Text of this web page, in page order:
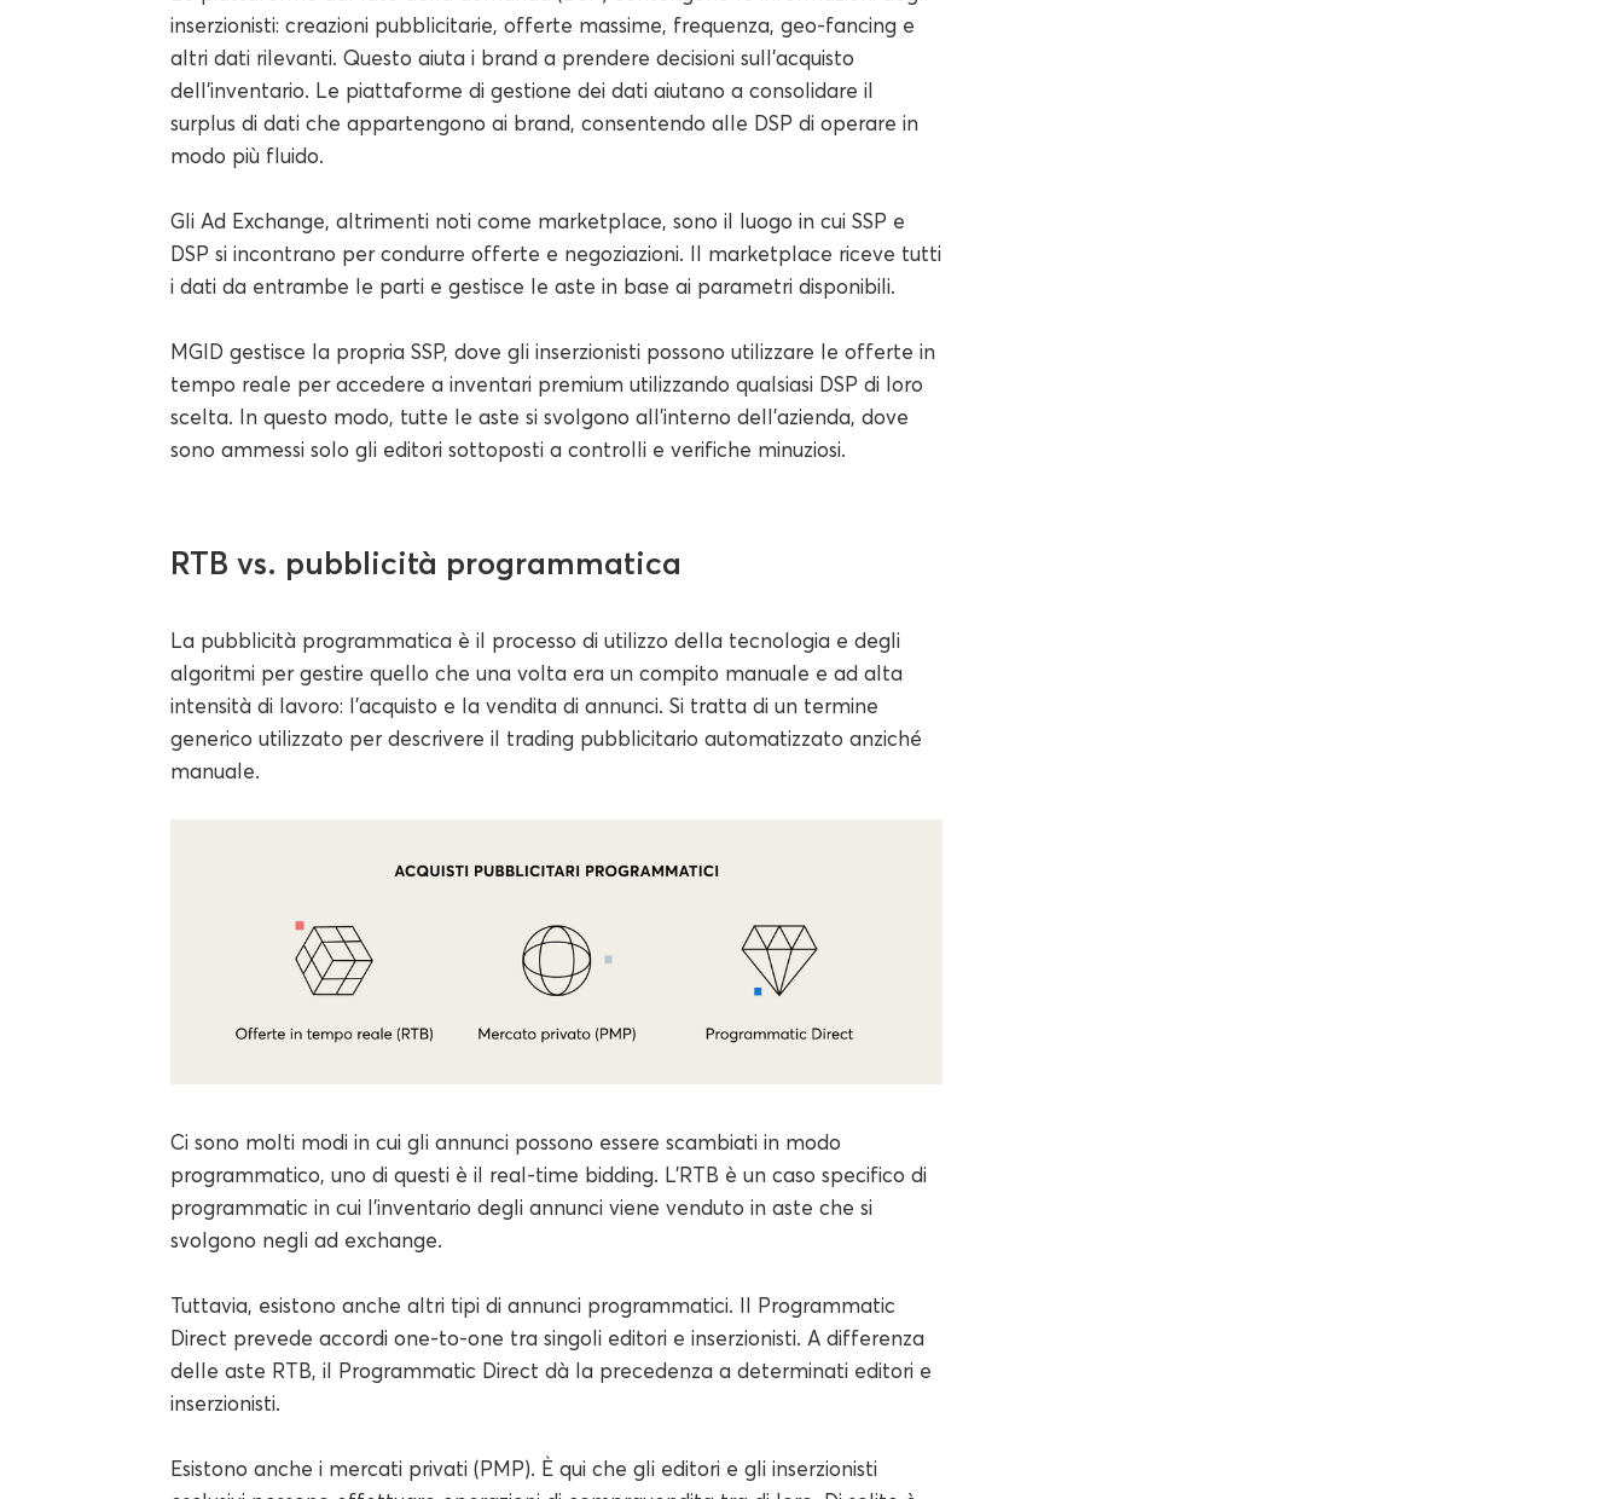
inserzionisti: creazioni pubblicitarie, offerte massime, frequenza, geo-fancing e
altri dati rilevanti. Questo aiuta i brand a prendere decisioni sull'acquisto
dell'inventario. Le piattaforme di gestione dei dati aiutano a consolidare il
surplus di dati che appartengono ai brand, consentendo alle DSP di operare in
modo più fluido.
Gli Ad Exchange, altrimenti noti come marketplace, sono il luogo in cui SSP e
DSP si incontrano per condurre offerte e negoziazioni. Il marketplace riceve tutti
i dati da entrambe le parti e gestisce le aste in base ai parametri disponibili.
MGID gestisce la propria SSP, dove gli inserzionisti possono utilizzare le offerte in
tempo reale per accedere a inventari premium utilizzando qualsiasi DSP di loro
scelta. In questo modo, tutte le aste si svolgono all'interno dell'azienda, dove
sono ammessi solo gli editori sottoposti a controlli e verifiche minuziosi.
RTB vs. pubblicità programmatica
La pubblicità programmatica è il processo di utilizzo della tecnologia e degli
algoritmi per gestire quello che una volta era un compito manuale e ad alta
intensità di lavoro: l'acquisto e la vendita di annunci. Si tratta di un termine
generico utilizzato per descrivere il trading pubblicitario automatizzato anziché
manuale.
Ci sono molti modi in cui gli annunci possono essere scambiati in modo
programmatico, uno di questi è il real-time bidding. L'RTB è un caso specifico di
programmatic in cui l'inventario degli annunci viene venduto in aste che si
svolgono negli ad exchange.
Tuttavia, esistono anche altri tipi di annunci programmatici. Il Programmatic
Direct prevede accordi one-to-one tra singoli editori e inserzionisti. A differenza
delle aste RTB, il Programmatic Direct dà la precedenza a determinati editori e
inserzionisti.
Esistono anche i mercati privati (PMP). È qui che gli editori e gli inserzionisti